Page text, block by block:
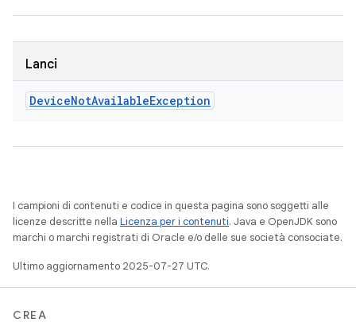
Lanci
DeviceNotAvailableException
I campioni di contenuti e codice in questa pagina sono soggetti alle
licenze descritte nella Licenza per i contenuti. Java e OpenJDK sono
marchi o marchi registrati di Oracle e/o delle sue società consociate.
Ultimo aggiornamento 2025-07-27 UTC.
CREA